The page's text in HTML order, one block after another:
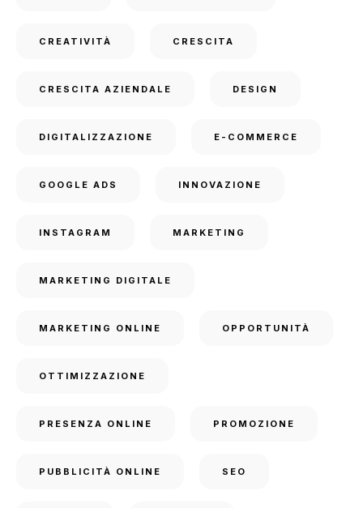
CREATIVITÀ CRESCITA
CRESCITA AZIENDALE DESIGN
DIGITALIZZAZIONE E-COMMERCE
GOOGLE ADS INNOVAZIONE
INSTAGRAM MARKETING
MARKETING DIGITALE
MARKETING ONLINE OPPORTUNITÀ
OTTIMIZZAZIONE
PRESENZA ONLINE PROMOZIONE
PUBBLICITÀ ONLINE SEO